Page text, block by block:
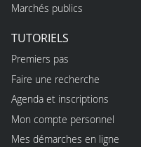
Marchés publics
TUTORIELS
Premiers pas
Faire une recherche
Agenda et inscriptions
Mon compte personnel
Mes démarches en ligne